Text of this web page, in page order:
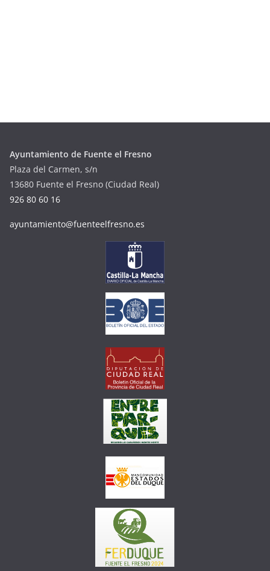
Ayuntamiento de Fuente el Fresno
Plaza del Carmen, s/n
13680 Fuente el Fresno (Ciudad Real)
926 80 60 16
ayuntamiento@fuenteelfresno.es